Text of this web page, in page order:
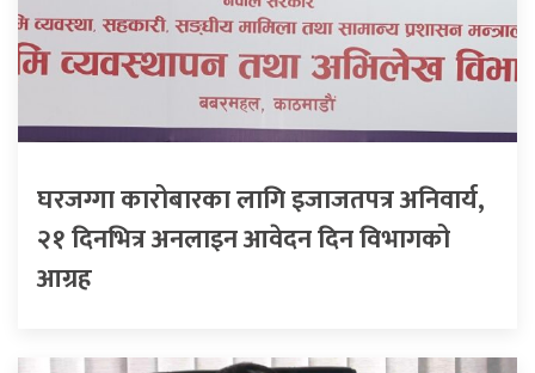
घरजग्गा कारोबारका लागि इजाजतपत्र अनिवार्य,
२१ दिनभित्र अनलाइन आवेदन दिन विभागको
आग्रह